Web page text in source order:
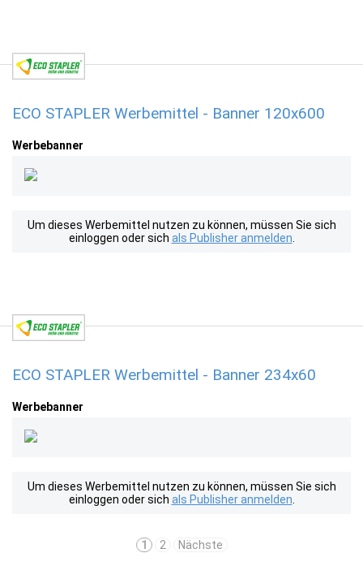
ECO STAPLER Werbemittel - Banner 120x600
Werbebanner
Um dieses Werbemittel nutzen zu können, müssen Sie sich
einloggen oder sich als Publisher anmelden
ECO STAPLER Werbemittel - Banner 234x60
Werbebanner
Um dieses Werbemittel nutzen zu können, müssen Sie sich
einloggen oder sich als Publisher anmelden
1 2 Nächste